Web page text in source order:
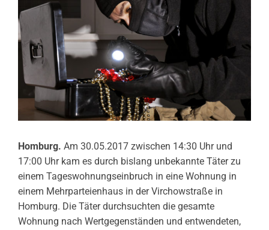
Homburg. Am 30.05.2017 zwischen 14:30 Uhr und
17:00 Uhr kam es durch bislang unbekannte Täter zu
einem Tageswohnungseinbruch in eine Wohnung in
einem Mehrparteienhaus in der Virchowstraße in
Homburg. Die Täter durchsuchten die gesamte
Wohnung nach Wertgegenständen und entwendeten,